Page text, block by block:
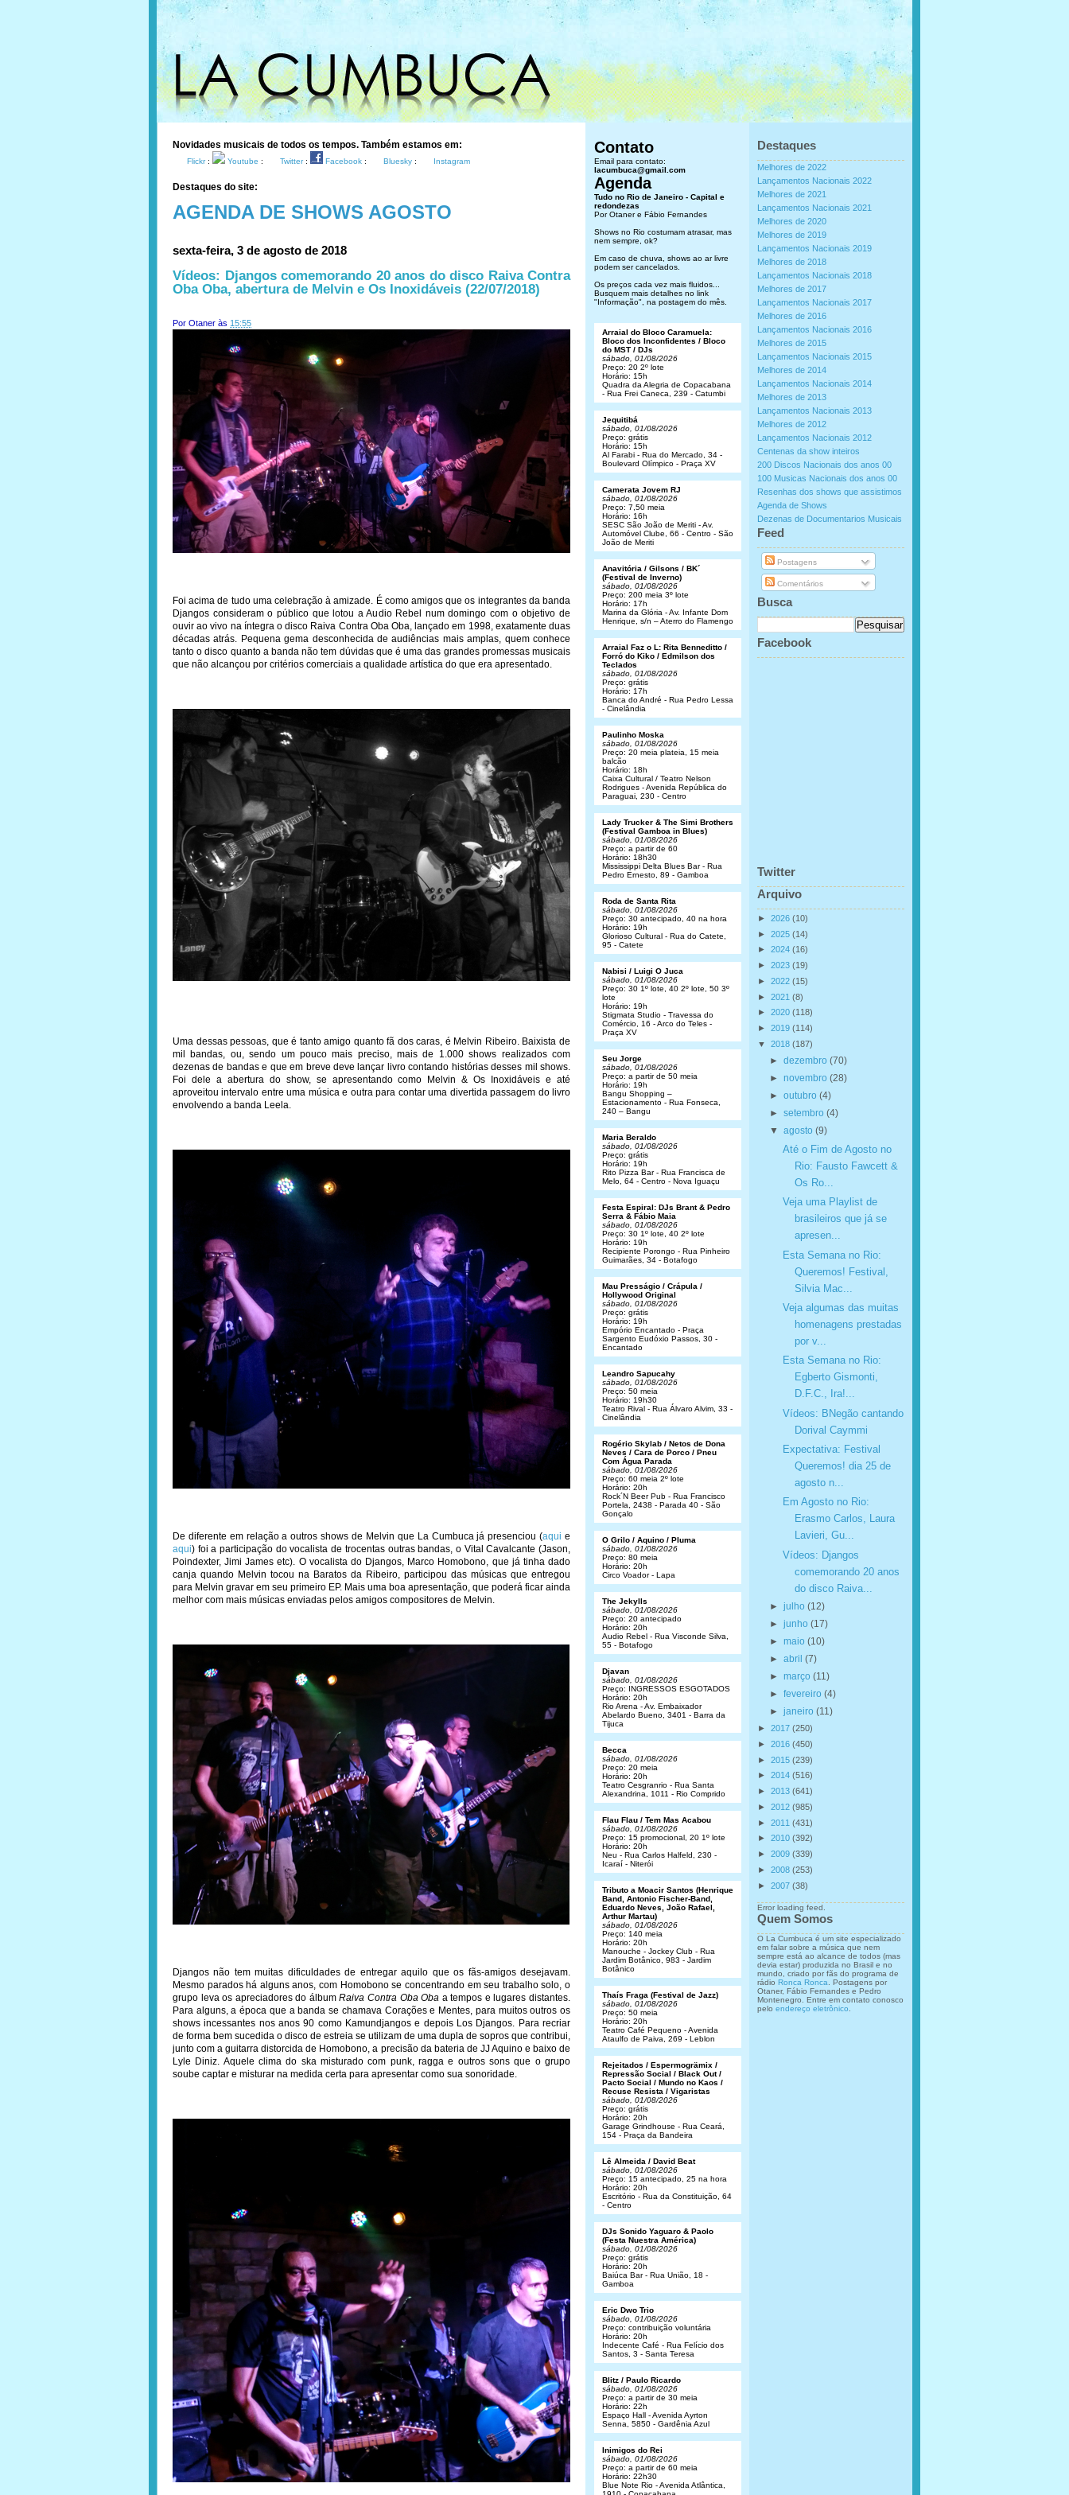
Novidades musicais de todos os tempos. Também estamos em:
Flickr: Youtube : Twitter: Facebook : Bluesky : Instagram
Destaques do site:
AGENDA DE SHOWS AGOSTO
sexta-feira, 3 de agosto de 2018
Vídeos: Djangos comemorando 20 anos do disco Raiva Contra
Oba Oba, abertura de Melvin e Os Inoxidáveis (22/07/2018)
Por Otaner às 15:55
Foi acima de tudo uma celebração à amizade. É como amigos que os integrantes da banda
Djangos consideram o público que lotou a Audio Rebel num domingo com o objetivo de
ouvir ao vivo na íntegra o disco Raiva Contra Oba Oba, lançado em 1998, exatamente duas
décadas atrás. Pequena gema desconhecida de audiências mais amplas, quem conhece
tanto o disco quanto a banda não tem dúvidas que é uma das grandes promessas musicais
que não alcançou por critérios comerciais a qualidade artística do que era apresentado.
Uma dessas pessoas, que é tanto amigo quanto fã dos caras, é Melvin Ribeiro. Baixista de
mil bandas, ou, sendo um pouco mais preciso, mais de 1.000 shows realizados com
dezenas de bandas e que em breve deve lançar livro contando histórias desses mil shows.
Foi dele a abertura do show, se apresentando como Melvin & Os Inoxidáveis e até
aproveitou intervalo entre uma música e outra para contar uma divertida passagem do livro
envolvendo a banda Leela.
De diferente em relação a outros shows de Melvin que La Cumbuca já presenciou (aqui e
aqui) foi a participação do vocalista de trocentas outras bandas, o Vital Cavalcante (Jason,
Poindexter, Jimi James etc). O vocalista do Djangos, Marco Homobono, que já tinha dado
canja quando Melvin tocou na Baratos da Ribeiro, participou das músicas que entregou
para Melvin gravar em seu primeiro EP. Mais uma boa apresentação, que poderá ficar ainda
melhor com mais músicas enviadas pelos amigos compositores de Melvin.
Djangos não tem muitas dificuldades de entregar aquilo que os fãs-amigos desejavam.
Mesmo parados há alguns anos, com Homobono se concentrando em seu trabalho solo, o
grupo leva os apreciadores do álbumRaiva Contra Oba Oba a tempos e lugares distantes.
Para alguns, a época que a banda se chamava Corações e Mentes, para muitos outros os
shows incessantes nos anos 90 como Kamundjangos e depois Los Djangos. Para recriar
de forma bem sucedida o disco de estreia se utilizam de uma dupla de sopros que contribui,
junto com a guitarra distorcida de Homobono, a precisão da bateria de JJ Aquino e baixo de
Lyle Diniz. Aquele clima do ska misturado com punk, ragga e outros sons que o grupo
soube captar e misturar na medida certa para apresentar como sua sonoridade.
Destaques
Melhores de 2022
Lançamentos Nacionais 2022
Melhores de 2021
Lançamentos Nacionais 2021
Melhores de 2020
Melhores de 2019
Lançamentos Nacionais 2019
Melhores de 2018
Lançamentos Nacionais 2018
Melhores de 2017
Lançamentos Nacionais 2017
Melhores de 2016
Lançamentos Nacionais 2016
Melhores de 2015
Lançamentos Nacionais 2015
Melhores de 2014
Lançamentos Nacionais 2014
Melhores de 2013
Lançamentos Nacionais 2013
Melhores de 2012
Lançamentos Nacionais 2012
Centenas da show inteiros
200 Discos Nacionais dos anos 00
100 Musicas Nacionais dos anos 00
Resenhas dos shows que assistimos
Agenda de Shows
Dezenas de Documentarios Musicais
Feed
Postagens
Comentários
Busca
Facebook
Twitter
Arquivo
► 2026 (10)
► 2025 (14)
► 2024 (16)
► 2023 (19)
► 2022 (15)
► 2021 (8)
► 2020 (118)
► 2019 (114)
▼ 2018 (187)
► dezembro (70)
► novembro (28)
► outubro (4)
► setembro (4)
▼ agosto (9)
Até o Fim de Agosto no
Rio: Fausto Fawcett &
Os Ro...
Veja uma Playlist de
brasileiros que já se
apresen...
Esta Semana no Rio:
Queremos! Festival,
Silvia Mac...
Veja algumas das muitas
homenagens prestadas
por v...
Esta Semana no Rio:
Egberto Gismonti,
D.F.C., Ira!...
Vídeos: BNegão cantando
Dorival Caymmi
Expectativa: Festival
Queremos! dia 25 de
agosto n...
Em Agosto no Rio:
Erasmo Carlos, Laura
Lavieri, Gu...
Vídeos: Djangos
comemorando 20 anos
do disco Raiva...
► julho (12)
► junho (17)
► maio (10)
► abril (7)
► março (11)
► fevereiro (4)
► janeiro (11)
► 2017 (250)
► 2016 (450)
► 2015 (239)
► 2014 (516)
► 2013 (641)
► 2012 (985)
► 2011 (431)
► 2010 (392)
► 2009 (339)
► 2008 (253)
► 2007 (38)
Error loading feed.
Quem Somos
O La Cumbuca é um site especializado
em falar sobre a música que nem
sempre está ao alcance de todos (mas
devia estar) produzida no Brasil e no
mundo, criado por fãs do programa de
rádio Ronca Ronca. Postagens por
Otaner, Fábio Fernandes e Pedro
Montenegro. Entre em contato conosco
pelo endereço eletrônico.
Contato
Email para contato:
lacumbuca@gmail.com
Agenda
Tudo no Rio de Janeiro - Capital e
redondezas
Por Otaner e Fábio Fernandes
Shows no Rio costumam atrasar, mas
nem sempre, ok?
Em caso de chuva, shows ao ar livre
podem ser cancelados.
Os preços cada vez mais fluidos...
Busquem mais detalhes no link
"Informação", na postagem do mês.
Arraial do Bloco Caramuela:
Bloco dos Inconfidentes / Bloco
do MST / DJs
sábado, 01/08/2026
Preço: 20 2º lote
Horário: 15h
Quadra da Alegria de Copacabana
- Rua Frei Caneca, 239 - Catumbi
Jequitibá
sábado, 01/08/2026
Preço: grátis
Horário: 15h
Al Farabi - Rua do Mercado, 34 -
Boulevard Olímpico - Praça XV
Camerata Jovem RJ
sábado, 01/08/2026
Preço: 7,50 meia
Horário: 16h
SESC São João de Meriti - Av.
Automóvel Clube, 66 - Centro - São
João de Meriti
Anavitória / Gilsons / BK´
(Festival de Inverno)
sábado, 01/08/2026
Preço: 200 meia 3º lote
Horário: 17h
Marina da Glória - Av. Infante Dom
Henrique, s/n – Aterro do Flamengo
Arraial Faz o L: Rita Benneditto /
Forró do Kiko / Edmilson dos
Teclados
sábado, 01/08/2026
Preço: grátis
Horário: 17h
Banca do André - Rua Pedro Lessa
- Cinelândia
Paulinho Moska
sábado, 01/08/2026
Preço: 20 meia plateia, 15 meia
balcão
Horário: 18h
Caixa Cultural / Teatro Nelson
Rodrigues - Avenida República do
Paraguai, 230 - Centro
Lady Trucker & The Simi Brothers
(Festival Gamboa in Blues)
sábado, 01/08/2026
Preço: a partir de 60
Horário: 18h30
Mississippi Delta Blues Bar - Rua
Pedro Ernesto, 89 - Gamboa
Roda de Santa Rita
sábado, 01/08/2026
Preço: 30 antecipado, 40 na hora
Horário: 19h
Glorioso Cultural - Rua do Catete,
95 - Catete
Nabisi / Luigi O Juca
sábado, 01/08/2026
Preço: 30 1º lote, 40 2º lote, 50 3º
lote
Horário: 19h
Stigmata Studio - Travessa do
Comércio, 16 - Arco do Teles -
Praça XV
Seu Jorge
sábado, 01/08/2026
Preço: a partir de 50 meia
Horário: 19h
Bangu Shopping –
Estacionamento - Rua Fonseca,
240 – Bangu
Maria Beraldo
sábado, 01/08/2026
Preço: grátis
Horário: 19h
Rito Pizza Bar - Rua Francisca de
Melo, 64 - Centro - Nova Iguaçu
Festa Espiral: DJs Brant & Pedro
Serra & Fábio Maia
sábado, 01/08/2026
Preço: 30 1º lote, 40 2º lote
Horário: 19h
Recipiente Porongo - Rua Pinheiro
Guimarães, 34 - Botafogo
Mau Presságio / Crápula /
Hollywood Original
sábado, 01/08/2026
Preço: grátis
Horário: 19h
Empório Encantado - Praça
Sargento Eudóxio Passos, 30 -
Encantado
Leandro Sapucahy
sábado, 01/08/2026
Preço: 50 meia
Horário: 19h30
Teatro Rival - Rua Álvaro Alvim, 33 -
Cinelândia
Rogério Skylab / Netos de Dona
Neves / Cara de Porco / Pneu
Com Água Parada
sábado, 01/08/2026
Preço: 60 meia 2º lote
Horário: 20h
Rock´N Beer Pub - Rua Francisco
Portela, 2438 - Parada 40 - São
Gonçalo
O Grilo / Aquino / Pluma
sábado, 01/08/2026
Preço: 80 meia
Horário: 20h
Circo Voador - Lapa
The Jekylls
sábado, 01/08/2026
Preço: 20 antecipado
Horário: 20h
Audio Rebel - Rua Visconde Silva,
55 - Botafogo
Djavan
sábado, 01/08/2026
Preço: INGRESSOS ESGOTADOS
Horário: 20h
Rio Arena - Av. Embaixador
Abelardo Bueno, 3401 - Barra da
Tijuca
Becca
sábado, 01/08/2026
Preço: 20 meia
Horário: 20h
Teatro Cesgranrio - Rua Santa
Alexandrina, 1011 - Rio Comprido
Flau Flau / Tem Mas Acabou
sábado, 01/08/2026
Preço: 15 promocional, 20 1º lote
Horário: 20h
Neu - Rua Carlos Halfeld, 230 -
Icaraí - Niterói
Tributo a Moacir Santos (Henrique
Band, Antonio Fischer-Band,
Eduardo Neves, João Rafael,
Arthur Martau)
sábado, 01/08/2026
Preço: 140 meia
Horário: 20h
Manouche - Jockey Club - Rua
Jardim Botânico, 983 - Jardim
Botânico
Thaís Fraga (Festival de Jazz)
sábado, 01/08/2026
Preço: 50 meia
Horário: 20h
Teatro Café Pequeno - Avenida
Ataulfo de Paiva, 269 - Leblon
Rejeitados / Espermogrämix /
Repressão Social / Black Out /
Pacto Social / Mundo no Kaos /
Recuse Resista / Vigaristas
sábado, 01/08/2026
Preço: grátis
Horário: 20h
Garage Grindhouse - Rua Ceará,
154 - Praça da Bandeira
Lê Almeida / David Beat
sábado, 01/08/2026
Preço: 15 antecipado, 25 na hora
Horário: 20h
Escritório - Rua da Constituição, 64
- Centro
DJs Sonido Yaguaro & Paolo
(Festa Nuestra América)
sábado, 01/08/2026
Preço: grátis
Horário: 20h
Baiúca Bar - Rua União, 18 -
Gamboa
Eric Dwo Trio
sábado, 01/08/2026
Preço: contribuição voluntária
Horário: 20h
Indecente Café - Rua Felício dos
Santos, 3 - Santa Teresa
Blitz / Paulo Ricardo
sábado, 01/08/2026
Preço: a partir de 30 meia
Horário: 22h
Espaço Hall - Avenida Ayrton
Senna, 5850 - Gardênia Azul
Inimigos do Rei
sábado, 01/08/2026
Preço: a partir de 60 meia
Horário: 22h30
Blue Note Rio - Avenida Atlântica,